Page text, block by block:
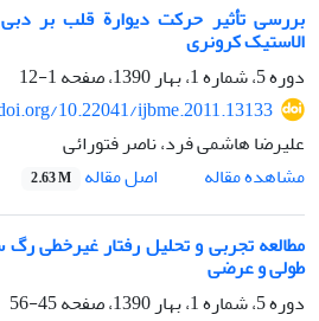
بررسی تأثیر حرکت دیوارة قلب بر
الاستیک کرونری
دوره 5، شماره 1، بهار 1390، صفحه
1-12
10.22041/ijbme.2011.13133
علیرضا هاشمی فرد، ناصر فتورائی
مشاهده مقاله
اصل مقاله 2.63 M
مطالعه تجربی و تحلیل رفتار
طولی و عرضی
دوره 5، شماره 1، بهار 1390، صفحه
45-56